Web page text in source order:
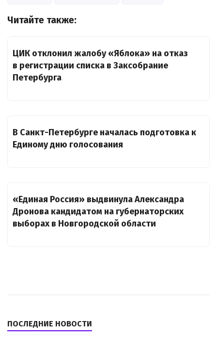
Читайте также:
ЦИК отклонил жалобу «Яблока» на отказ
в регистрации списка в Заксобрание
Петербурга
В Санкт-Петербурге началась подготовка к
Единому дню голосования
«Единая Россия» выдвинула Александра
Дронова кандидатом на губернаторских
выборах в Новгородской области
ПОСЛЕДНИЕ НОВОСТИ